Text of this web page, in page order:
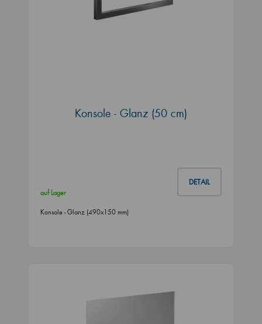
Konsole - Glanz (50 cm)
DETAIL
auf Lager
Konsole - Glanz (490x150 mm)